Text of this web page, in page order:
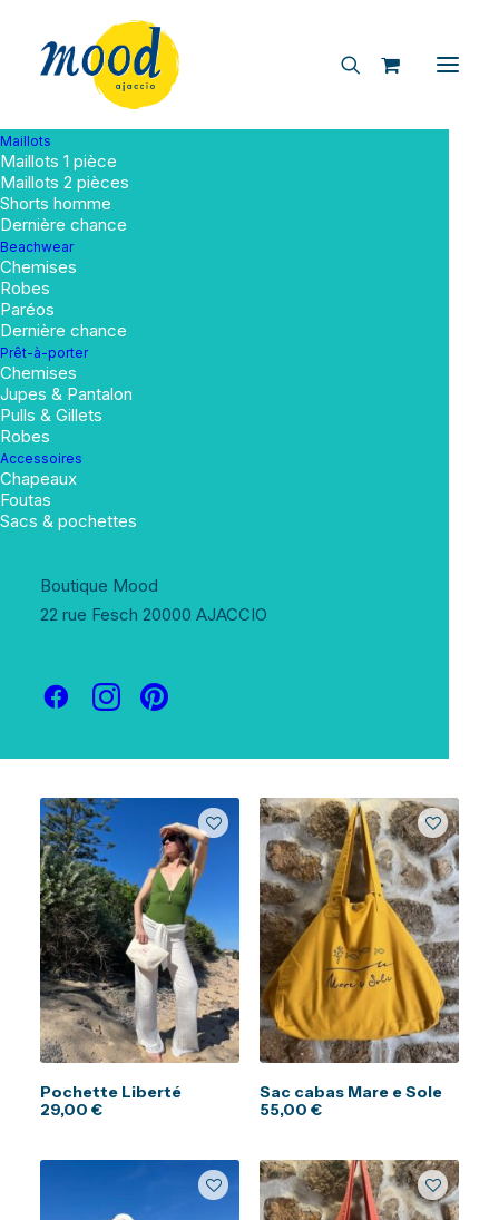
Maillots
Maillots 1 pièce
Maillots 2 pièces
Shorts homme
Dernière chance
Beachwear
Chemises
Robes
Paréos
Dernière chance
Prêt-à-porter
Chemises
Jupes & Pantalon
Pulls & Gillets
Robes
Accessoires
Chapeaux
Foutas
Sacs & pochettes
Boutique Mood
22 rue Fesch 20000 AJACCIO
Pochette Liberté
29,00 €
Sac cabas Mare e Sole
55,00 €